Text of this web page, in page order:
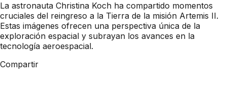
La astronauta Christina Koch ha compartido momentos
cruciales del reingreso a la Tierra de la misión Artemis II.
Estas imágenes ofrecen una perspectiva única de la
exploración espacial y subrayan los avances en la
tecnología aeroespacial.
Compartir